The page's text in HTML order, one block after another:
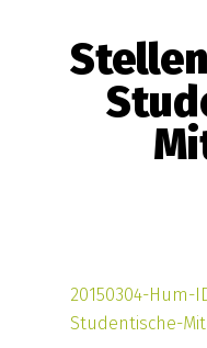
20150304-Hum-
Studentische-